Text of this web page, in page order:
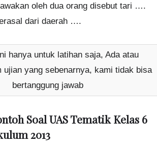
oleh dua orang disebut tari ….
dari daerah ….
hanya untuk latihan saja, Ada atau
ujian yang sebenarnya, kami tidak bisa
bertanggung jawab
Soal UAS Tematik Kelas 6
2013